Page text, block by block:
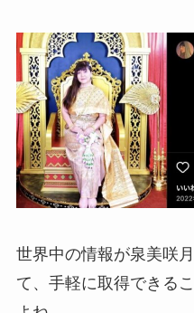
世界中の情報が泉美咲
て、手軽に取得できる